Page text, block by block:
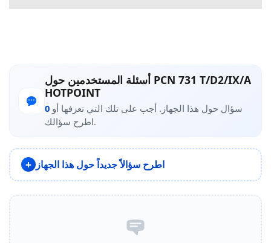
أسئلة المستخدمين حول PCN 731 T/D2/IX/A
HOTPOINT
0
اطرح سؤالك.
اطرح سؤالاً جديداً حول هذا الجهاز